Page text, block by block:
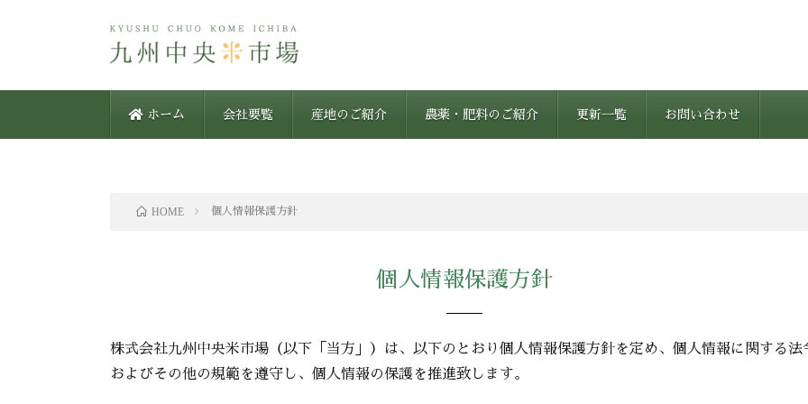
ホーム 会社要覧 産地のご紹介 農薬・肥料のご紹介 更新一覧 お問い合わせ
HOME 個人情報保護方針
個人情報保護方針
株式会社九州中央米市場（以下「当方」）は、以下のとおり個人情報保護方針を定め、個人情報に関する法
およびその他の規範を遵守し、個人情報の保護を推進致します。